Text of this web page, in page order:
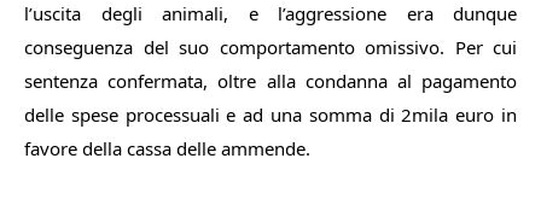
l’uscita degli animali, e l’aggressione era dunque
conseguenza del suo comportamento omissivo. Per cui
sentenza confermata, oltre alla condanna al pagamento
delle spese processuali e ad una somma di 2mila euro in
favore della cassa delle ammende.